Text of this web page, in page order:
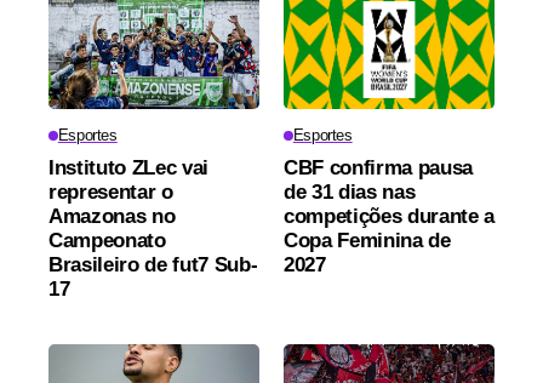
Esportes
Instituto ZLec vai
representar o
Amazonas no
Campeonato
Brasileiro de fut7 Sub-
17
Esportes
CBF confirma pausa
de 31 dias nas
competições durante a
Copa Feminina de
2027